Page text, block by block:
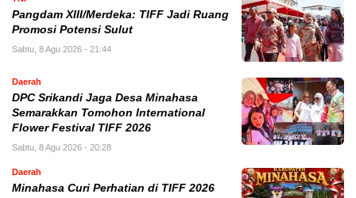
Pangdam XIII/Merdeka: TIFF Jadi Ruang
Promosi Potensi Sulut
Sabtu, 8 Agu 2026 - 21:44
Daerah
DPC Srikandi Jaga Desa Minahasa
Semarakkan Tomohon International
Flower Festival TIFF 2026
Sabtu, 8 Agu 2026 - 20:28
Daerah
Minahasa Curi Perhatian di TIFF 2026